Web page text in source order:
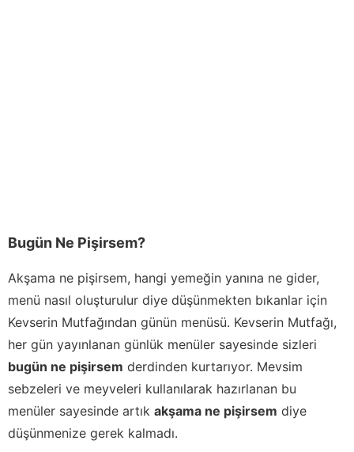
Bugün Ne Pişirsem?
Akşama ne pişirsem, hangi yemeğin yanına ne gider,
menü nasıl oluşturulur diye düşünmekten bıkanlar için
Kevserin Mutfağından günün menüsü. Kevserin Mutfağı,
her gün yayınlanan günlük menüler sayesinde sizleri
bugün ne pişirsem derdinden kurtarıyor. Mevsim
sebzeleri ve meyveleri kullanılarak hazırlanan bu
menüler sayesinde artık akşama ne pişirsem diye
düşünmenize gerek kalmadı.